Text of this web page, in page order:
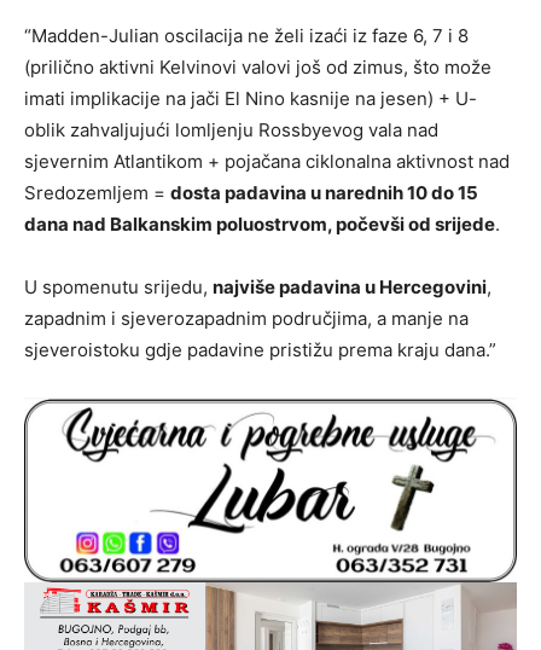
“Madden-Julian oscilacija ne želi izaći iz faze 6, 7 i 8
(prilično aktivni Kelvinovi valovi još od zimus, što može
imati implikacije na jači El Nino kasnije na jesen) + U-
oblik zahvaljujući lomljenju Rossbyevog vala nad
sjevernim Atlantikom + pojačana ciklonalna aktivnost nad
Sredozemljem = dosta padavina u narednih 10 do 15
dana nad Balkanskim poluostrvom, počevši od srijede.
U spomenutu srijedu, najviše padavina u Hercegovini,
zapadnim i sjeverozapadnim područjima, a manje na
sjeveroistoku gdje padavine pristižu prema kraju dana.”